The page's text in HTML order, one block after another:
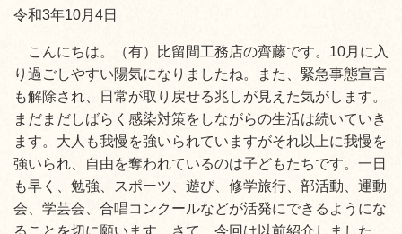
令和3年10月4日
こんにちは。（有）比留間工務店の齊藤です。10月に入
り過ごしやすい陽気になりましたね。また、緊急事態宣言
も解除され、日常が取り戻せる兆しが見えた気がします。
まだまだしばらく感染対策をしながらの生活は続いていき
ます。大人も我慢を強いられていますがそれ以上に我慢を
強いられ、自由を奪われているのは子どもたちです。一日
も早く、勉強、スポーツ、遊び、修学旅行、部活動、運動
会、学芸会、合唱コンクールなどが活発にできるようにな
ることを切に願います。さて、今回は以前紹介しました